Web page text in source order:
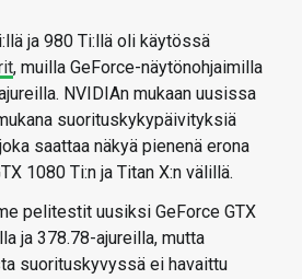
ja 980 Ti:llä oli käytössä
, muilla GeForce-näytönohjaimilla
NVIDIAn mukaan uusissa
suorituskykypäivityksiä
saattaa näkyä pienenä erona
1080 Ti:n ja Titan X:n välillä.
pelitestit uusiksi GeForce GTX
ja 378.78-ajureilla, mutta
suorituskyvyssä ei havaittu